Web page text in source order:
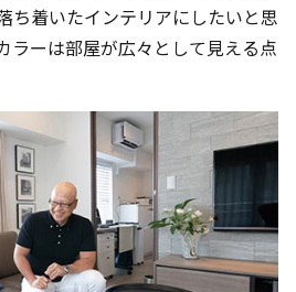
ち着いたインテリアにしたいと思
ラーは部屋が広々として見える点